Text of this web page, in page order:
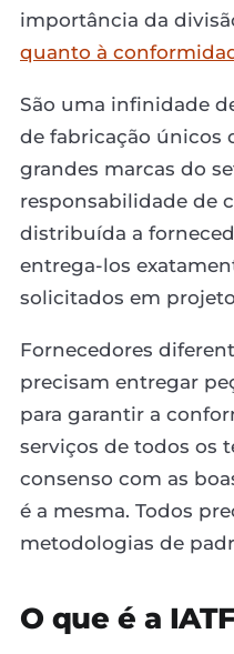
importância da
quanto à
São uma infinidade
de fabricação únicos
grandes marcas do
responsabilidade de
distribuída a
entrega-los
solicitados em
Fornecedores
precisam entregar
para garantir a
serviços de todos os
consenso com as
é a mesma. Todos
metodologias de
O que é a